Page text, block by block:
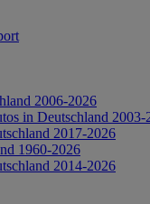
2006-2026
in Deutschland 2003-
2017-2026
1960-2026
2014-2026